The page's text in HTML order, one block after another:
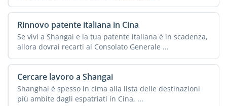
Rinnovo patente italiana in Cina
Se vivi a Shangai e la tua patente italiana è in scadenza,
allora dovrai recarti al Consolato Generale ...
Cercare lavoro a Shangai
Shanghai è spesso in cima alla lista delle destinazioni
più ambite dagli espatriati in Cina, ...